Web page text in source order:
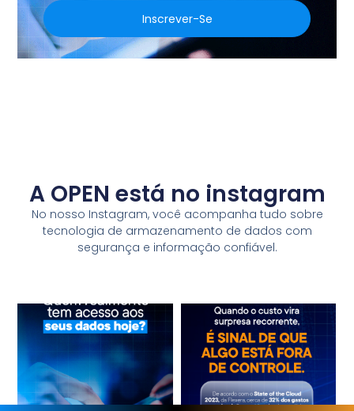
Inscrever-Se
A OPEN está no instagram
No nosso Instagram, você acompanha tudo sobre
tecnologia de armazenamento de dados com
segurança e informação confiável.